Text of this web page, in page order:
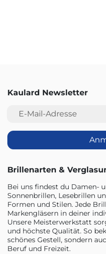
Kaulard Newsletter
E-Mail-Adresse
Brillenarten &
Bei uns findest du Damen-
Sonnenbrillen, Lesebrillen
Formen und Stilen. Jede
Markengläsern in deiner
Unsere Meisterwerkstatt
und höchste Qualität. So
schönes Gestell, sondern
Beruf und Freizeit.